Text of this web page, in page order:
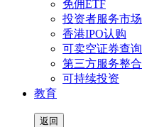
免佣ETF
投资者服务市场
香港IPO认购
可卖空证券查询
第三方服务整合
可持续投资
教育
返回